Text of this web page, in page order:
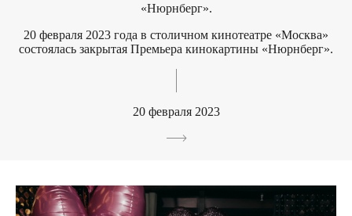
«Нюрнберг».
20 февраля 2023 года в столичном кинотеатре «Москва»
состоялась закрытая Премьера кинокартины «Нюрнберг».
20 февраля 2023